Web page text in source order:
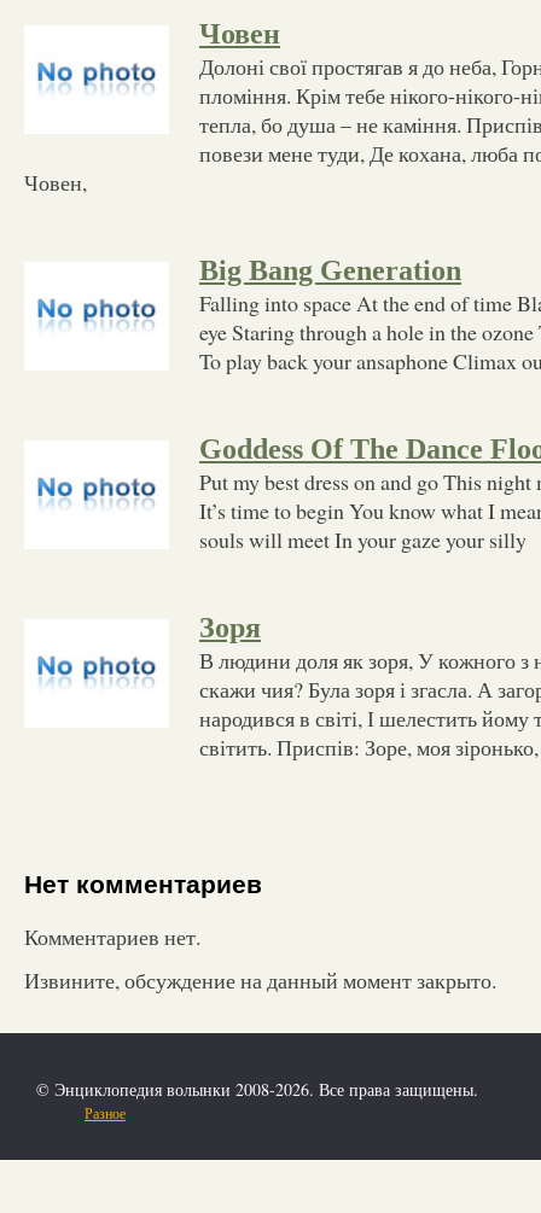
Човен
Долоні свої простягав я до неба,
пломіння. Крім тебе нікого-нікого-
тепла, бо душа – не каміння.
повези мене туди, Де кохана, люба
Човен,
Big Bang Generation
Falling into space At the end of time
eye Staring through a hole in the
To play back your ansaphone Climax
Goddess Of The Dance
Put my best dress on and go This night
It’s time to begin You know what I
souls will meet In your gaze your silly
Зоря
В людини доля як зоря, У кожного з
скажи чия? Була зоря і згасла. А
народився в світі, І шелестить йому
світить. Приспів: Зоре, моя
Нет комментариев
Комментариев нет.
Извините, обсуждение на данный момент закрыто.
© Энциклопедия волынки 2008-2026. Все права защищены.
Разное